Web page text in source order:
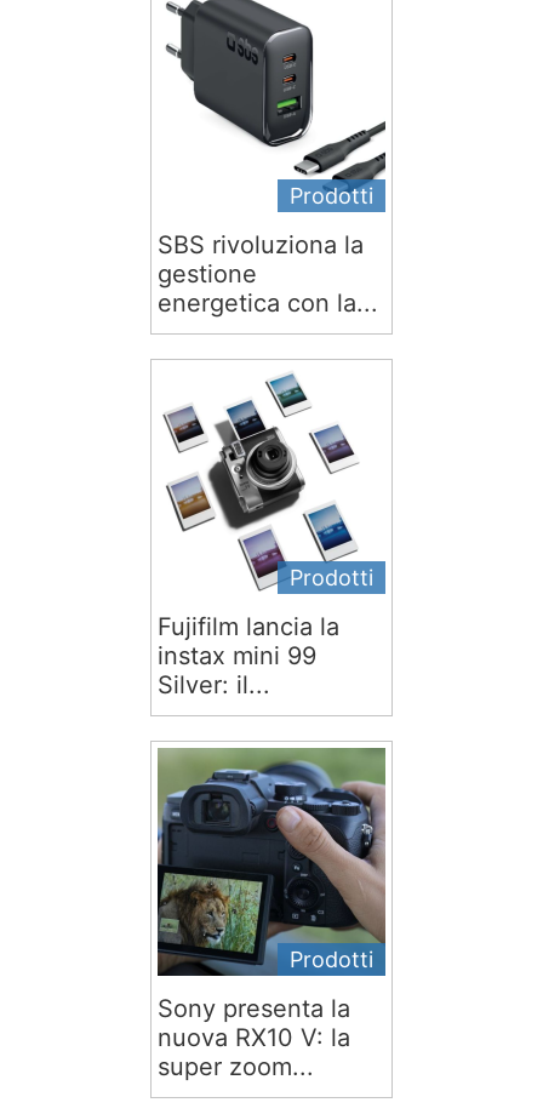
Prodotti
SBS rivoluziona la
gestione
energetica con la...
Prodotti
Fujifilm lancia la
instax mini 99
Silver: il...
Prodotti
Sony presenta la
nuova RX10 V: la
super zoom...